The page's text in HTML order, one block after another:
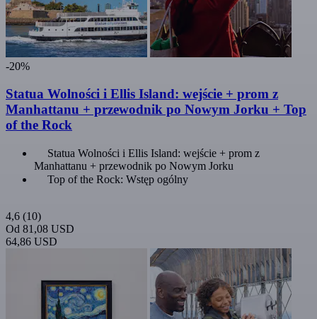
-20%
Statua Wolności i Ellis Island: wejście + prom z
Manhattanu + przewodnik po Nowym Jorku + Top
of the Rock
Statua Wolności i Ellis Island: wejście + prom z
Manhattanu + przewodnik po Nowym Jorku
Top of the Rock: Wstęp ogólny
4,6 (10)
Od 81,08 USD
64,86 USD